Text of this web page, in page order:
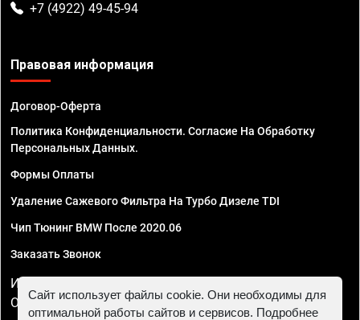
+7 (4922) 49-45-94
Правовая информация
Договор-Оферта
Политика Конфиденциальности. Согласие На Обработку
Персональных Данных.
Формы Оплаты
Удаление Сажевого Фильтра На Турбо Дизеле TDI
Чип Тюнинг BMW После 2020.06
Заказать Звонок
ИП Смирнов Георгий Павлович. ИНН 781302555843,
ОГРНИП 324470400032610
Сайт использует файлы cookie. Они необходимы для
оптимальной работы сайтов и сервисов. Подробнее